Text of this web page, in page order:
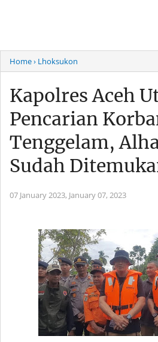
Home› Lhoksukon
Kapolres Aceh
Pencarian
Tenggelam,
Sudah
07 January 2023, January 07, 2023